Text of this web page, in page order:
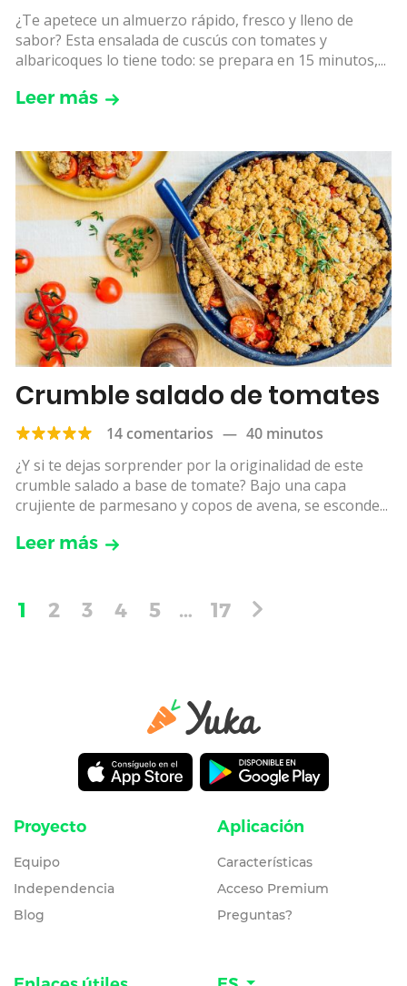
¿Te apetece un almuerzo rápido, fresco y lleno de
sabor? Esta ensalada de cuscús con tomates y
albaricoques lo tiene todo: se prepara en 15 minutos,...
Leer más
Crumble salado de tomates
14 comentarios — 40 minutos
¿Y si te dejas sorprender por la originalidad de este
crumble salado a base de tomate? Bajo una capa
crujiente de parmesano y copos de avena, se esconde...
Leer más
1 2 3 4 5 … 17
Proyecto
Equipo
Independencia
Blog
Aplicación
Características
Acceso Premium
Preguntas?